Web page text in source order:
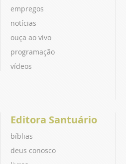
empregos
notícias
ouça ao vivo
programação
vídeos
Editora Santuário
bíblias
deus conosco